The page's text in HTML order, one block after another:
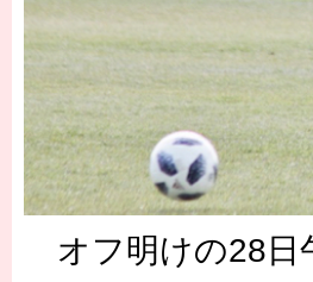
オフ明けの28日